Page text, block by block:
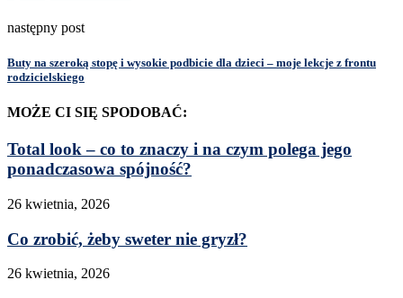
następny post
Buty na szeroką stopę i wysokie podbicie dla dzieci – moje lekcje z frontu
rodzicielskiego
MOŻE CI SIĘ SPODOBAĆ:
Total look – co to znaczy i na czym polega jego
ponadczasowa spójność?
26 kwietnia, 2026
Co zrobić, żeby sweter nie gryzł?
26 kwietnia, 2026